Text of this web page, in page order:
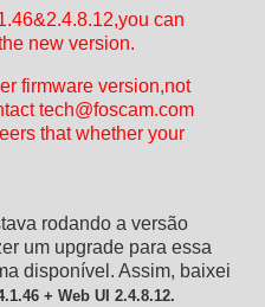
can
new version.
firmware version,not
tech@foscam.com
that whether your
rodando a versão
um upgrade para essa
disponível. Assim, baixei
+ Web UI 2.4.8.12.